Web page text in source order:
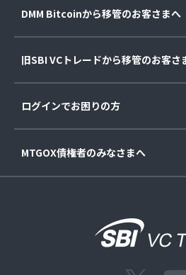
DMM Bitcoinから移管のお客さまへ
旧SBI VCトレードから移管のお客さ
ログインでお困りの方
MTGOX債権者のみなさまへ